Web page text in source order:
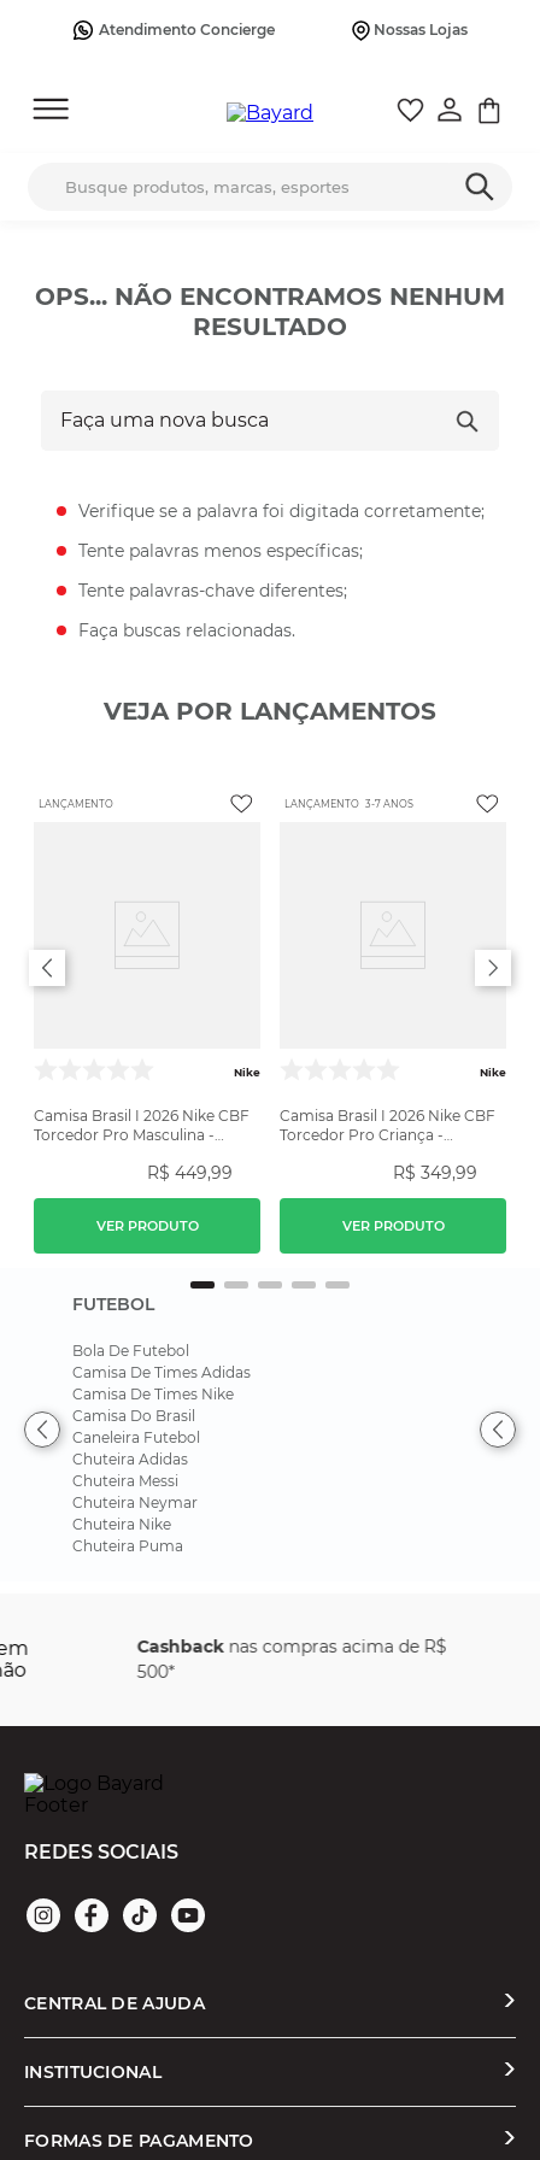
Atendimento Concierge Nossas Lojas
OPS... NÃO ENCONTRAMOS NENHUM
RESULTADO
Verifique se a palavra foi digitada corretamente;
Tente palavras menos específicas;
Tente palavras-chave diferentes;
Faça buscas relacionadas.
VEJA POR LANÇAMENTOS
LANÇAMENTO
Nike
Camisa Brasil I 2026 Nike CBF
Torcedor Pro Masculina -
R$ 449,99
VER PRODUTO
LANÇAMENTO 3-7 ANOS
Nike
Camisa Brasil I 2026 Nike CBF
Torcedor Pro Criança -
R$ 349,99
VER PRODUTO
FUTEBOL
Bola De Futebol
Camisa De Times Adidas
Camisa De Times Nike
Camisa Do Brasil
Caneleira Futebol
Chuteira Adidas
Chuteira Messi
Chuteira Neymar
Chuteira Nike
Chuteira Puma
de R$
Parcele
REDES SOCIAIS
CENTRAL DE AJUDA
Solicitar Troca ou Devolução
INSTITUCIONAL
Quem Somos
FORMAS DE PAGAMENTO